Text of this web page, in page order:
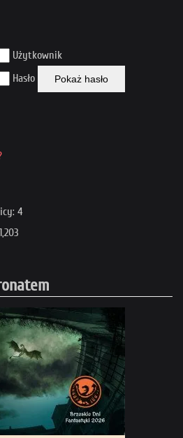
Użytkownik
Hasło
Pokaż hasło
4